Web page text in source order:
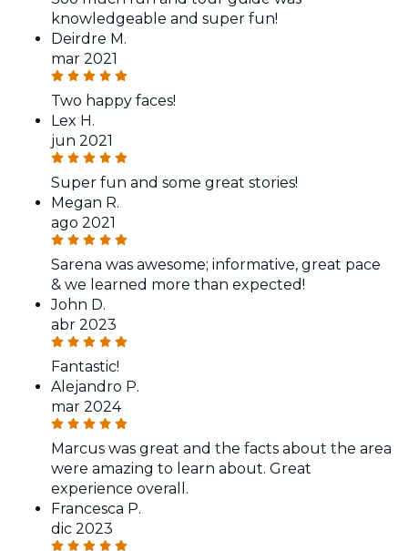
knowledgeable and super fun!
Deirdre M.
mar 2021
Two happy faces!
Lex H.
jun 2021
Super fun and some great stories!
Megan R.
ago 2021
Sarena was awesome; informative, great pace
& we learned more than expected!
John D.
abr 2023
Fantastic!
Alejandro P.
mar 2024
Marcus was great and the facts about the area
were amazing to learn about. Great
experience overall.
Francesca P.
dic 2023